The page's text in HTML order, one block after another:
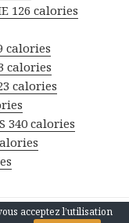
126 calories
calories
calories
calories
340 calories
acceptez l’utilisation